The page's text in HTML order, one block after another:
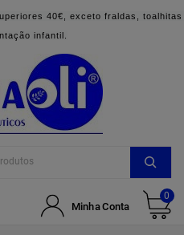
40€, exceto fraldas, toalhitas
infantil.
Minha Conta
0